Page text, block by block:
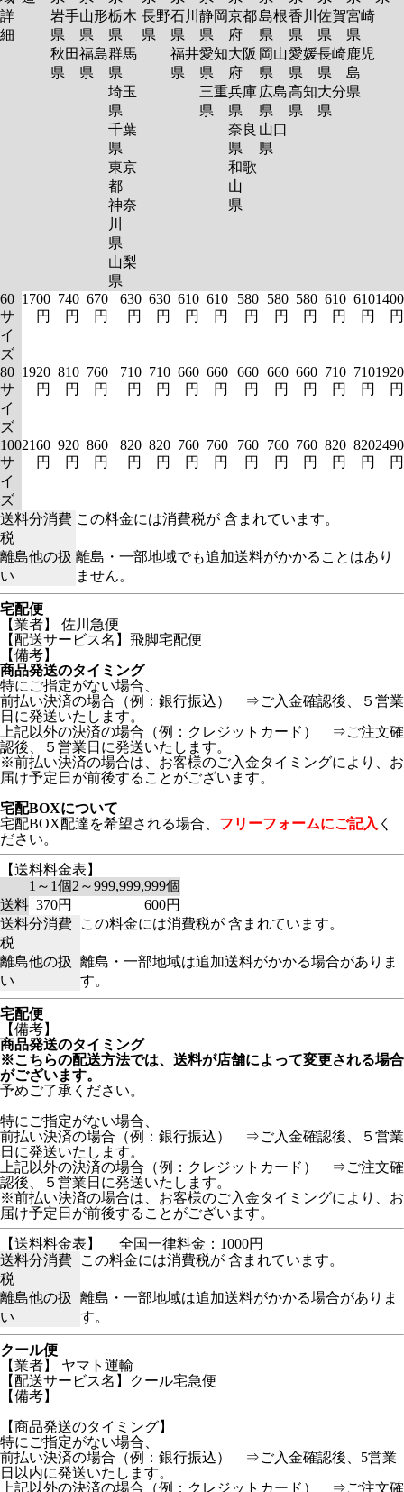
詳
細
岩手
県
秋田
県
山形
県
福島
県
栃木
県
群馬
県
埼玉
県
千葉
県
東京
都
神奈
川
県
山梨
県
長野
県
石川
県
福井
県
静岡
県
愛知
県
三重
県
京都
府
大阪
府
兵庫
県
奈良
県
和歌
山
県
島根
県
岡山
県
広島
県
山口
県
香川
県
愛媛
県
高知
県
佐賀
県
長崎
県
大分
県
宮崎
県
鹿児
島
県
60
サ
イ
ズ
1700
円
740
円
670
円
630
円
630
円
610
円
610
円
580
円
580
円
580
円
610
円
610
円
1400
円
80
サ
イ
ズ
1920
円
810
円
760
円
710
円
710
円
660
円
660
円
660
円
660
円
660
円
710
円
710
円
1920
円
100
サ
イ
ズ
2160
円
920
円
860
円
820
円
820
円
760
円
760
円
760
円
760
円
760
円
820
円
820
円
2490
円
送料分消費
税
この料金には消費税が 含まれています。
離島他の扱
い
離島・一部地域でも追加送料がかかることはあり
ません。
宅配便
【業者】 佐川急便
【配送サービス名】飛脚宅配便
【備考】
商品発送のタイミング
特にご指定がない場合、
前払い決済の場合（例：銀行振込） ⇒ご入金確認後、５営業
日に発送いたします。
上記以外の決済の場合（例：クレジットカード） ⇒ご注文確
認後、５営業日に発送いたします。
※前払い決済の場合は、お客様のご入金タイミングにより、お
届け予定日が前後することがございます。
宅配BOXについて
宅配BOX配達を希望される場合、 フリーフォームにご記入 く
ださい。
【送料料金表】
1～1個2～999,999,999個
送料 370円
600円
送料分消費
税
この料金には消費税が 含まれています。
離島他の扱
い
離島・一部地域は追加送料がかかる場合がありま
す。
宅配便
【備考】
商品発送のタイミング
※こちらの配送方法では、送料が店舗によって変更される場合
がございます。
予めご了承ください。
特にご指定がない場合、
前払い決済の場合（例：銀行振込） ⇒ご入金確認後、５営業
日に発送いたします。
上記以外の決済の場合（例：クレジットカード） ⇒ご注文確
認後、５営業日に発送いたします。
※前払い決済の場合は、お客様のご入金タイミングにより、お
届け予定日が前後することがございます。
【送料料金表】
全国一律料金：1000円
送料分消費
税
この料金には消費税が 含まれています。
離島他の扱
い
離島・一部地域は追加送料がかかる場合がありま
す。
クール便
【業者】 ヤマト運輸
【配送サービス名】クール宅急便
【備考】
【商品発送のタイミング】
特にご指定がない場合、
前払い決済の場合（例：銀行振込） ⇒ご入金確認後、5営業
日以内に発送いたします。
上記以外の決済の場合（例：クレジットカード） ⇒ご注文確